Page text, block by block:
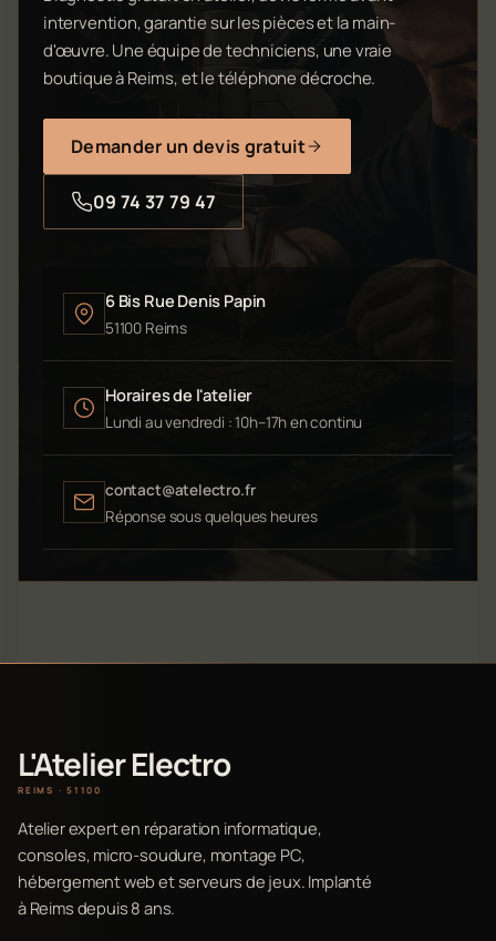
intervention, garantie sur les pièces et la main-
d'œuvre. Une équipe de techniciens, une vraie
boutique à Reims, et le téléphone décroche.
Demander un devis gratuit
09 74 37 79 47
6 Bis Rue Denis Papin
51100 Reims
Horaires de l'atelier
Lundi au vendredi : 10h–17h en continu
contact@atelectro.fr
Réponse sous quelques heures
L'Atelier Electro
REIMS · 51100
Atelier expert en réparation informatique,
consoles, micro-soudure, montage PC,
hébergement web et serveurs de jeux. Implanté
à Reims depuis 8 ans.